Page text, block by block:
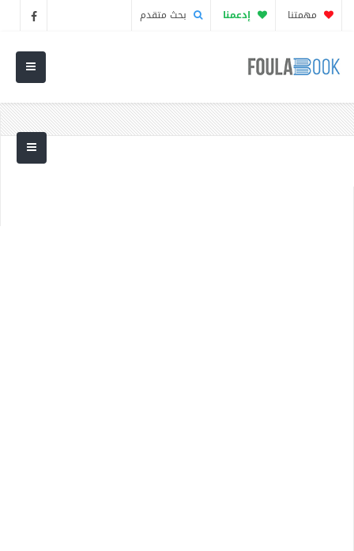
مهمتنا إدعمنا بحث متقدم